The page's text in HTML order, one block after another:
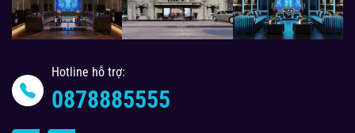
Hotline hỗ trợ:
0878885555